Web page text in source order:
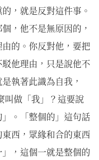
，就是反對這件事。
，他不是無原因的，
的。你反對他，要把
他理由，只是說他不
執著此識為自我，
叫做「我」？這要說
。「整個的」這句話
西，眾緣和合的東西
，這個一就是整個的